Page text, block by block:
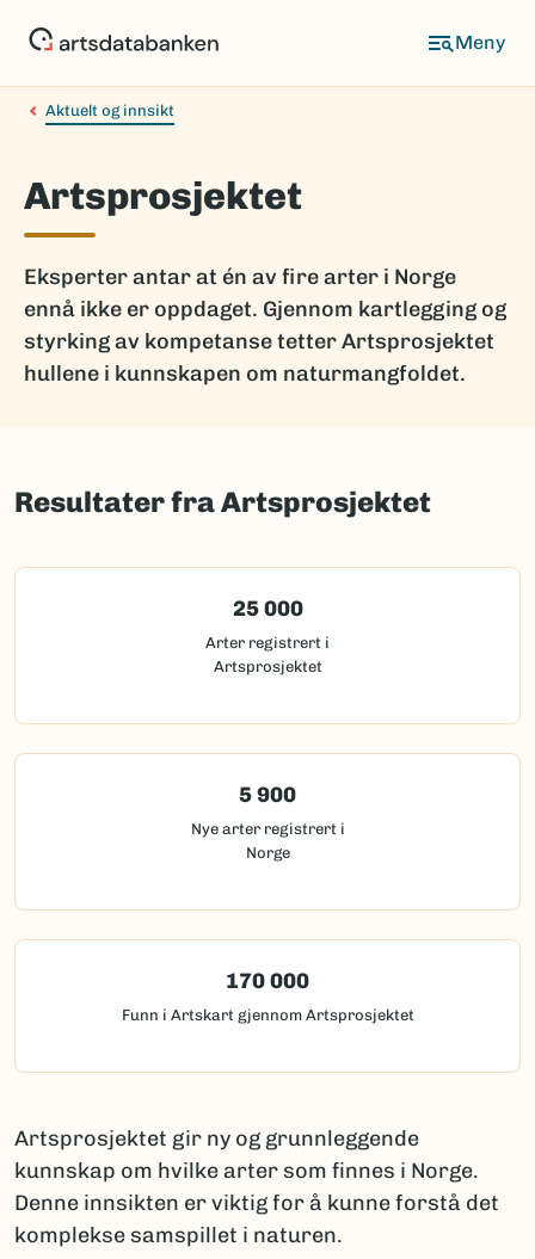
Aktuelt og innsikt
Artsprosjektet
Eksperter antar at én av fire arter i Norge
ennå ikke er oppdaget. Gjennom kartlegging og
styrking av kompetanse tetter Artsprosjektet
hullene i kunnskapen om naturmangfoldet.
Resultater fra Artsprosjektet
25 000
Arter registrert i
Artsprosjektet
5 900
Nye arter registrert i
Norge
170 000
Funn i Artskart gjennom Artsprosjektet
Artsprosjektet gir ny og grunnleggende
kunnskap om hvilke arter som finnes i Norge.
Denne innsikten er viktig for å kunne forstå det
komplekse samspillet i naturen.